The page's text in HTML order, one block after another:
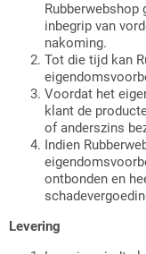
inbegrip van
nakoming.
Tot die tijd kan
Voordat het
klant de
of anderszins
Indien
ontbonden en
Levering